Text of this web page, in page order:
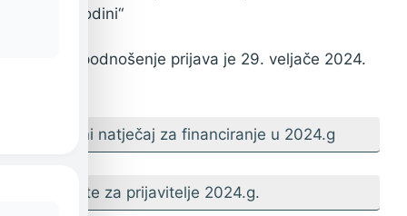
2024. godini“
Rok za podnošenje prijava je 29. veljače 2024.
Javni natječaj za financiranje u 2024.g
Upute za prijavitelje 2024.g.